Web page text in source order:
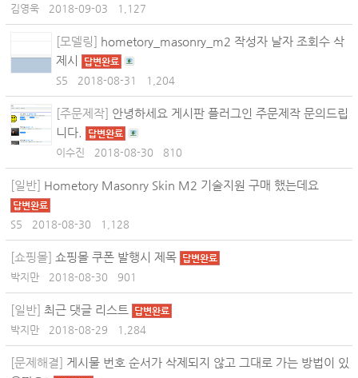
김영욱 2018-09-03 1,127
[모델링] hometory_masonry_m2 작성자 날자 조회수 삭
제시
답변완료
S5 2018-08-31 1,204
[주문제작] 안녕하세요 게시판 플러그인 주문제작 문의드립
니다.
답변완료
이수진 2018-08-30 810
[일반] Hometory Masonry Skin M2 기술지원 구매 했는데요
답변완료
S5 2018-08-30 1,128
[쇼핑몰] 쇼핑몰 쿠폰 발행시 제목 답변완료
박지만 2018-08-30 901
[일반] 최근 댓글 리스트 답변완료
박지만 2018-08-29 1,284
[문제해결] 게시물 번호 순서가 삭제되지 않고 그대로 가는 방법이 있